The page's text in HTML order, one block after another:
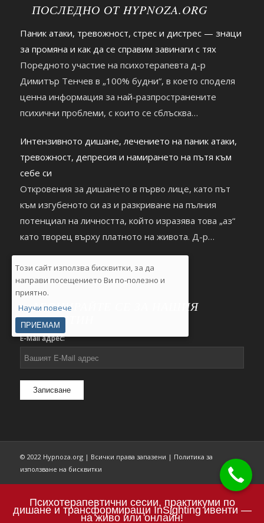
ПОСЛЕДНО ОТ HYPNOZA.ORG
Паник атаки, тревожност, стрес и дистрес — знаци
за промяна и как да се справим завинаги с тях
Поредното участие на психотерапевта д-р
Димитър Тенчев в „100% будни“, в което споделя
ценна информация за най-разпространените
психични проблеми, с които се сблъсква
Интензивното дишане, лечението на паник атаки,
тревожност, депресия и намирането на пътя към
себе си
Откровения за дишането в първо лице, като път
към изгубеното си аз и разкриване на пълния
потенциал на личността, който изразява това „аз“
като творец върху платното на живота. Д-р
(Джуджи) в Healthy Lifestyle.
https://youtu.be/9m0Bdocz6A0
АБОНИРАЙТЕ СЕ ЗА НАШИЯ
БЮЛЕТИН
E-Mail адрес:
© 2022 Hypnoza.org | Всички права запазени | Политика за
използване на бисквитки
Психотерапевтични сесии, практикуми по
дишане и трансформиращи InSighting ивенти —
на живо или онлайн!
Този сайт използва бисквитки, за да
направи посещението Ви по-полезно и
приятно.
Научи повече
ПРИЕМАМ